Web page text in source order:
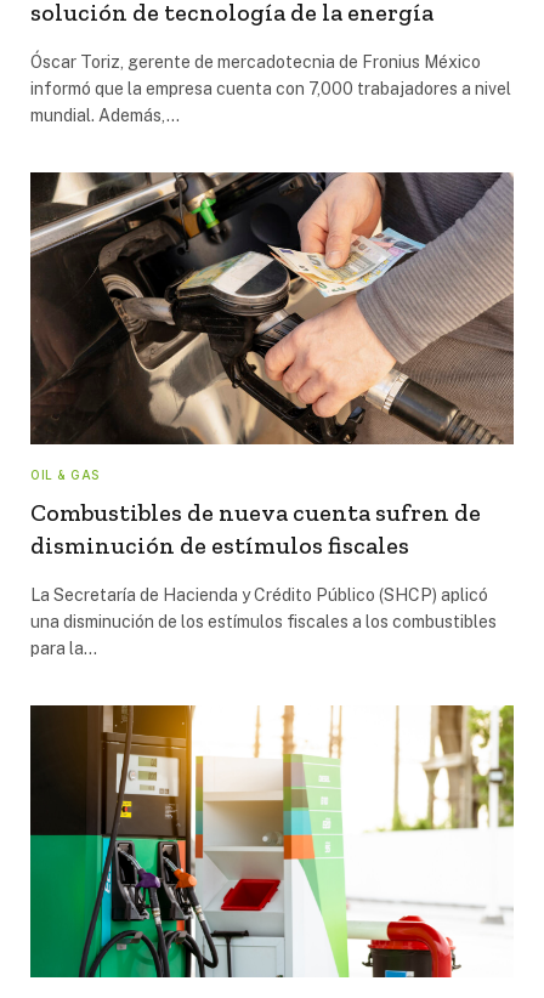
solución de tecnología de la energía
Óscar Toriz, gerente de mercadotecnia de Fronius México
informó que la empresa cuenta con 7,000 trabajadores a nivel
mundial. Además,…
OIL & GAS
Combustibles de nueva cuenta sufren de
disminución de estímulos fiscales
La Secretaría de Hacienda y Crédito Público (SHCP) aplicó
una disminución de los estímulos fiscales a los combustibles
para la…